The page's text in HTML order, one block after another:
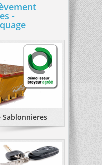
-
Sablonnieres